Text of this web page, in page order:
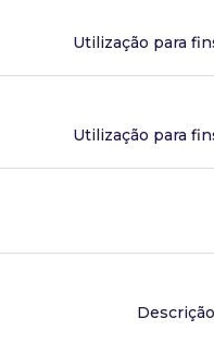
Utilização para
Utilização para
Descrição